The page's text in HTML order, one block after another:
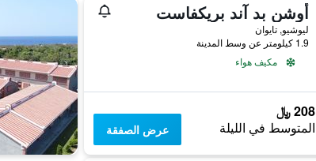
أوشن بد آند بريكفاست
ليوشيو, تايوان
1.9 كيلومتر عن وسط المدينة
مكيف هواء
208 ﷼
المتوسط في الليلة عرض الصفقة